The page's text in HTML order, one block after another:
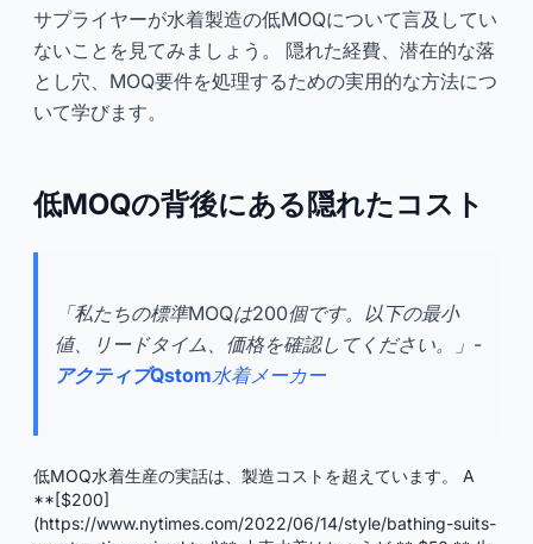
サプライヤーが水着製造の低MOQについて言及してい
ないことを見てみましょう。 隠れた経費、潜在的な落
とし穴、MOQ要件を処理するための実用的な方法につ
いて学びます。
低MOQの背後にある隠れたコスト
「私たちの標準MOQは200個です。以下の最小
値、リードタイム、価格を確認してください。」-
アクティブQstom水着メーカー
低MOQ水着生産の実話は、製造コストを超えています。 A
**[$200]
(https://www.nytimes.com/2022/06/14/style/bathing-suits-